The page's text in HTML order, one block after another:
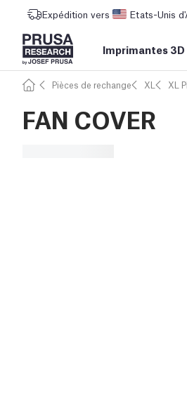
Expédition vers Etats-Unis
Imprimantes 3D
Pièces de rechange XL XL
FAN COVER